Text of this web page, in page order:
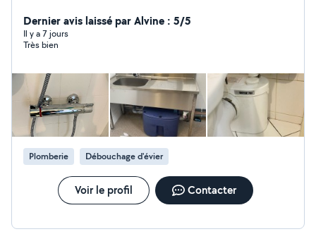
sanitaires Location et prestation de service de
nettoyeur à vapeur
Dernier avis laissé par Alvine : 5/5
Il y a 7 jours
Très bien
Plomberie Débouchage d'évier
Voir le profil Contacter